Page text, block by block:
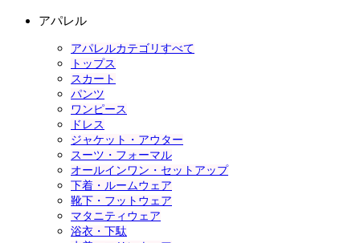
アパレル
アパレルカテゴリすべて
トップス
スカート
パンツ
ワンピース
ドレス
ジャケット・アウター
スーツ・フォーマル
オールインワン・セットアップ
下着・ルームウェア
靴下・フットウェア
マタニティウェア
浴衣・下駄